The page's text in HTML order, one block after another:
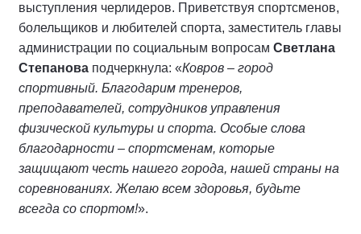
выступления черлидеров. Приветствуя спортсменов,
болельщиков и любителей спорта, заместитель главы
администрации по социальным вопросам Светлана
Степанова подчеркнула: «Ковров – город
спортивный. Благодарим тренеров,
преподавателей, сотрудников управления
физической культуры и спорта. Особые слова
благодарности – спортсменам, которые
защищают честь нашего города, нашей страны на
соревнованиях. Желаю всем здоровья, будьте
всегда со спортом!».